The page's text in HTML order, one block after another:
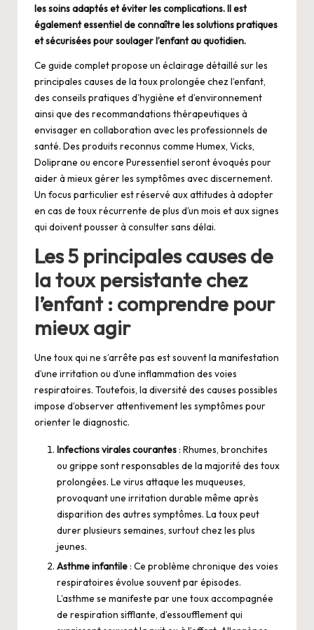
les soins adaptés et éviter les complications. Il est
également essentiel de connaître les solutions pratiques
et sécurisées pour soulager l’enfant au quotidien.
Ce guide complet propose un éclairage détaillé sur les
principales causes de la toux prolongée chez l’enfant,
des conseils pratiques d’hygiène et d’environnement
ainsi que des recommandations thérapeutiques à
envisager en collaboration avec les professionnels de
santé. Des produits reconnus comme Humex, Vicks,
Doliprane ou encore Puressentiel seront évoqués pour
aider à mieux gérer les symptômes avec discernement.
Un focus particulier est réservé aux attitudes à adopter
en cas de toux récurrente de plus d’un mois et aux signes
qui doivent pousser à consulter sans délai.
Les 5 principales causes de
la toux persistante chez
l’enfant : comprendre pour
mieux agir
Une toux qui ne s’arrête pas est souvent la manifestation
d’une irritation ou d’une inflammation des voies
respiratoires. Toutefois, la diversité des causes possibles
impose d’observer attentivement les symptômes pour
orienter le diagnostic.
Infections virales courantes: Rhumes, bronchites
ou grippe sont responsables de la majorité des toux
prolongées. Le virus attaque les muqueuses,
provoquant une irritation durable même après
disparition des autres symptômes. La toux peut
durer plusieurs semaines, surtout chez les plus
jeunes.
Asthme infantile: Ce problème chronique des voies
respiratoires évolue souvent par épisodes.
L’asthme se manifeste par une toux accompagnée
de respiration sifflante, d’essoufflement qui